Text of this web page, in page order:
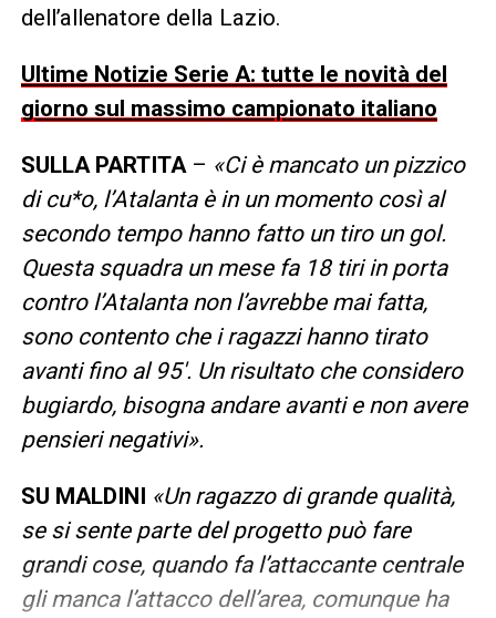
dell’allenatore della Lazio.
Ultime Notizie Serie A: tutte le novità del
giorno sul massimo campionato italiano
SULLA PARTITA– «Ci è mancato un pizzico
di cu*o, l’Atalanta è in un momento così al
secondo tempo hanno fatto un tiro un gol.
Questa squadra un mese fa 18 tiri in porta
contro l’Atalanta non l’avrebbe mai fatta,
sono contento che i ragazzi hanno tirato
avanti fino al 95′. Un risultato che considero
bugiardo, bisogna andare avanti e non avere
pensieri negativi».
SU MALDINI «Un ragazzo di grande qualità,
se si sente parte del progetto può fare
grandi cose, quando fa l’attaccante centrale
gli manca l’attacco dell’area, comunque ha